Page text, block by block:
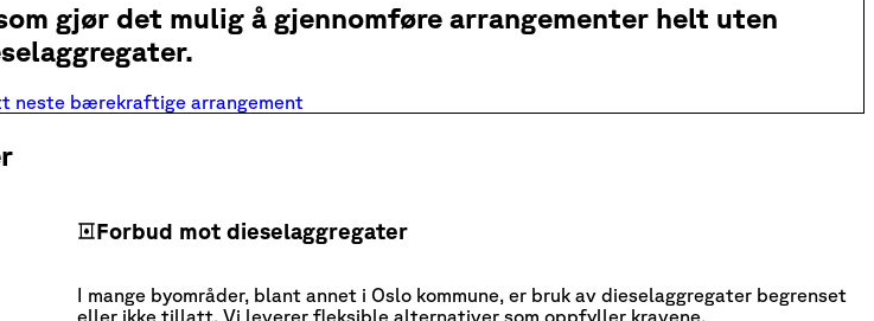
gjør det mulig å gjennomføre arrangementer helt uten
neste bærekraftige arrangement
Forbud mot dieselaggregater
I mange byområder, blant annet i Oslo kommune, er bruk av dieselaggregater begrenset
eller ikke tillatt. Vi leverer fleksible alternativer som oppfyller kravene.